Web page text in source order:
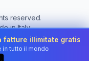
reserved.
in Italy
fatture illimitate gratis
in tutto il mondo